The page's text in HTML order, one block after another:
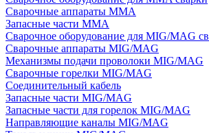
Сварочные аппараты MMA
Запасные части MMA
Сварочное оборудование для MIG/MAG
Сварочные аппараты MIG/MAG
Механизмы подачи проволоки MIG/MAG
Сварочные горелки MIG/MAG
Соединительный кабель
Запасные части MIG/MAG
Запасные части для горелок MIG/MAG
Направляющие каналы MIG/MAG